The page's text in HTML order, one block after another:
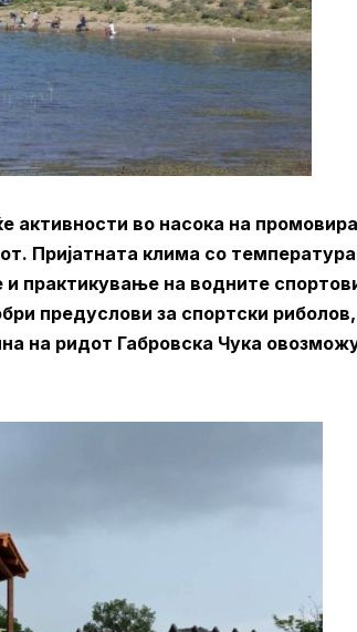
активности во насока на
Пријатната клима со
практикување на водните
предуслови за спортски
на ридот Габровска Чука